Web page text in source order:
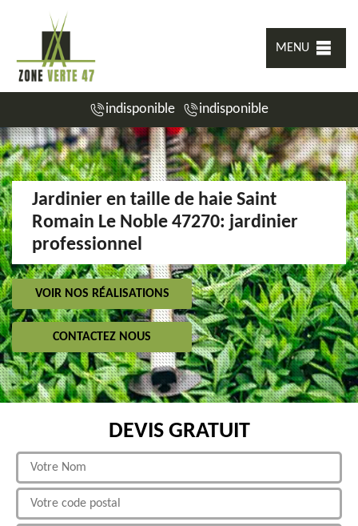
MENU
indisponible indisponible
Jardinier en taille de haie Saint
Romain Le Noble 47270: jardinier
professionnel
VOIR NOS RÉALISATIONS
CONTACTEZ NOUS
DEVIS GRATUIT